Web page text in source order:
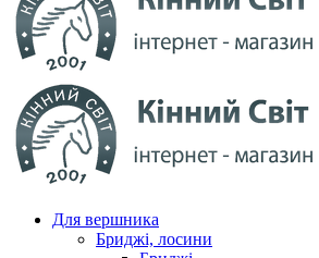
Для вершника
Бриджі, лосини